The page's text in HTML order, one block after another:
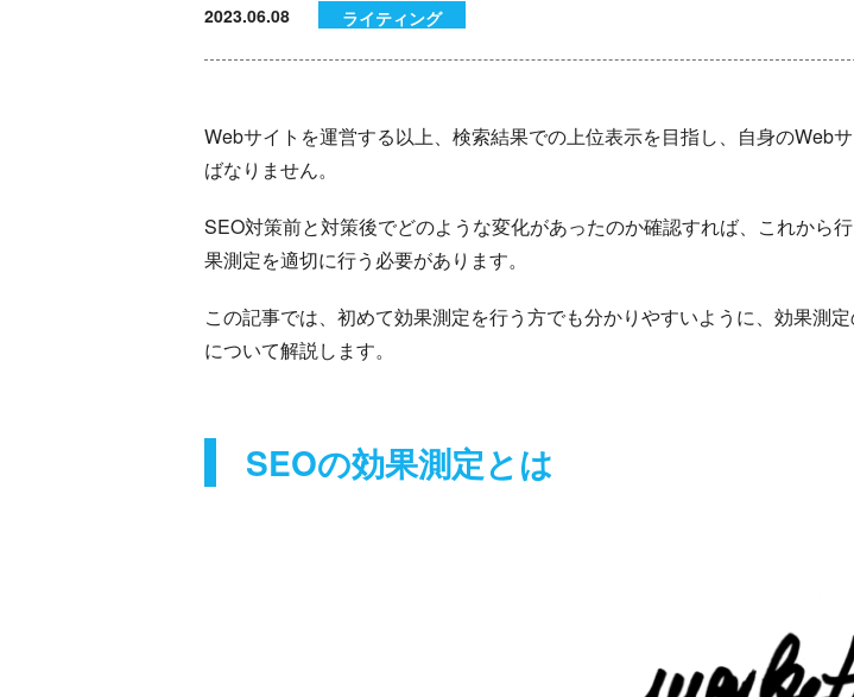
2023.06.08 ライティング
Webサイトを運営する以上、検索結果での上位表示を目指し、自身のWeb
ばなりません。
SEO対策前と対策後でどのような変化があったのか確認すれば、これから
果測定を適切に行う必要があります。
この記事では、初めて効果測定を行う方でも分かりやすいように、効果測
について解説します。
SEOの効果測定とは